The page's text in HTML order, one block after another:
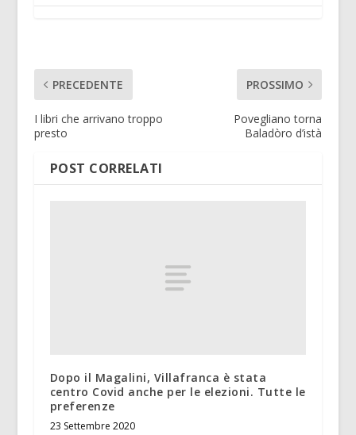
PRECEDENTE
I libri che arrivano troppo
presto
PROSSIMO
Povegliano torna
Baladòro d’istà
POST CORRELATI
Dopo il Magalini, Villafranca è stata
centro Covid anche per le elezioni. Tutte le
preferenze
23 Settembre 2020